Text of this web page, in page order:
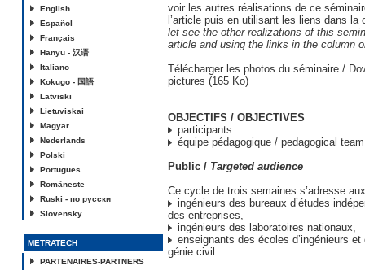
English
Español
Français
Hanyu - 汉语
Italiano
Kokugo - 国語
Latviski
Lietuviskai
Magyar
Nederlands
Polski
Portugues
Româneste
Ruski - по русски
Slovensky
METRATECH
PARTENAIRES-PARTNERS
voir les autres réalisations de ce
l’article puis en utilisant les liens dans la
let see the other realizations of this
article and using the links in the column
Télécharger les photos du séminaire /
pictures (165 Ko)
OBJECTIFS / OBJECTIVES
participants
équipe pédagogique / pedagogical team
Public / Targeted audience
Ce cycle de trois semaines s’adresse
ingénieurs des bureaux d’études
des entreprises,
ingénieurs des laboratoires nationaux,
enseignants des écoles d’ingénieurs
génie civil